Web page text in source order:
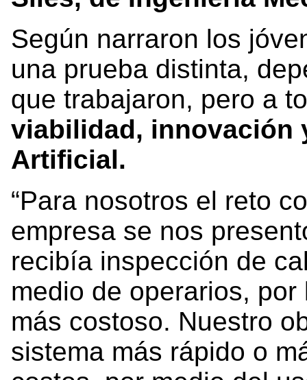
Según narraron los
una prueba distinta,
que trabajaron, pero a
viabilidad, innovación
Artificial.
“Para nosotros el reto
empresa se nos
recibía inspección de
medio de operarios,
más costoso. Nuestro
sistema más rápido o